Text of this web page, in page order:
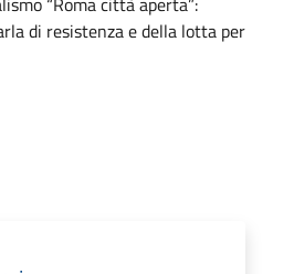
di resistenza e della lotta per